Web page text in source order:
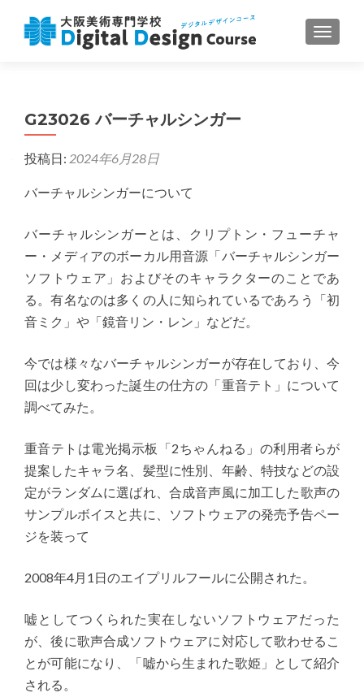
ナビゲ
G23026 バーチャルシンガー
投稿日: 2024年6月28日
バーチャルシンガーについて
バーチャルシンガーとは、クリプトン・フューチャ
ー・メディアのボーカル用音源「バーチャルシンガー
ソフトウェア」およびそのキャラクターのことであ
る。有名なのは多くの人に知られているであろう「初
音ミク」や「鏡音リン・レン」などだ。
今では様々なバーチャルシンガーが存在しており、今
回は少し変わった誕生の仕方の「重音テト」について
調べてみた。
重音テトは電光掲示板「2ちゃんねる」の利用者らが
提案したキャラ名、髪型に性別、年齢、特技などの設
定がランダムに選ばれ、合成音声風に加工した歌声の
サンプルボイスと共に、ソフトウェアの発売予告ペー
ジを装って
2008年4月1日のエイプリルフールに公開された。
嘘としてつくられた実在しないソフトウェアだった
が、後に歌声合成ソフトウェアに対応して歌わせるこ
とが可能になり、「嘘から生まれた歌姫」として紹介
される。